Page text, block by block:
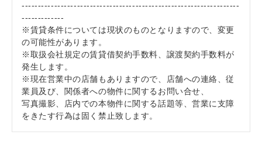
-------------------------------------------------------------------
-------------
※賃貸条件については現状のものとなりますので、変更
の可能性があります。
※取扱会社規定の賃貸借契約手数料、譲渡契約手数料が
発生します。
※現在営業中の店舗もありますので、店舗への連絡、従
業員及び、関係者への物件に関するお問い合せ、
写真撮影、店内での本物件に関する話題等、営業に支障
をきたす行為は固く禁止致します。